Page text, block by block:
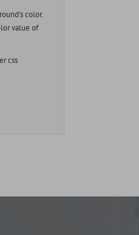
color.
value of
css